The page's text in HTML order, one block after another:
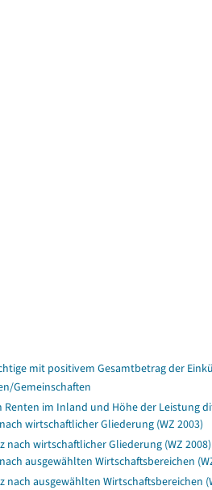
mit positivem Gesamtbetrag der
Gemeinschaften
im Inland und Höhe der Leistung
wirtschaftlicher Gliederung (WZ 2003)
wirtschaftlicher Gliederung (WZ 2008)
ausgewählten Wirtschaftsbereichen
ausgewählten Wirtschaftsbereichen